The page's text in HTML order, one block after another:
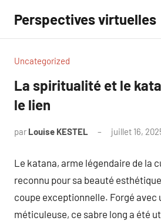
contenu
Perspectives virtuelles
Uncategorized
La spiritualité et le
le lien
par Louise KESTEL juillet 16,
Le katana, arme légendaire de la
reconnu pour sa beauté
coupe exceptionnelle. Forgé avec
méticuleuse, ce sabre long a été